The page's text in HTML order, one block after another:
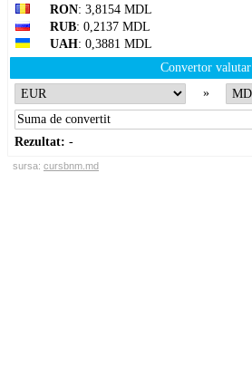
RON: 3,8154 MDL
RUB: 0,2137 MDL
UAH: 0,3881 MDL
Convertor valutar
»
Rezultat: -
sursa: cursbnm.md